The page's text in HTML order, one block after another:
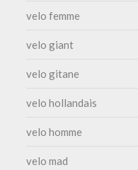
velo femme
velo giant
velo gitane
velo hollandais
velo homme
velo mad